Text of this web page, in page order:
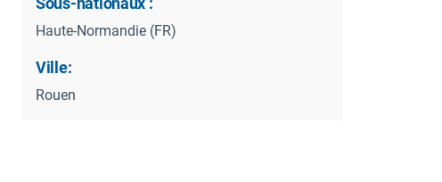
Haute-Normandie (FR)
Ville:
Rouen